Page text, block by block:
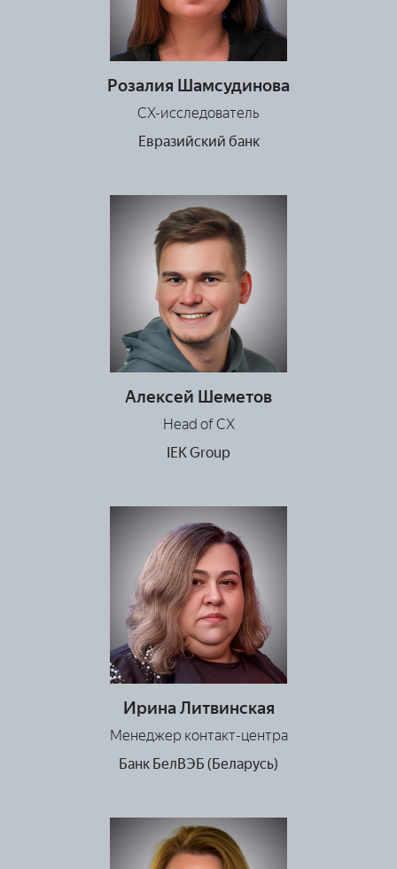
Розалия Шамсудинова
СХ-исследователь
Евразийский банк
Алексей Шеметов
Head of CX
IEK Group
Ирина Литвинская
Менеджер контакт-центра
Банк БелВЭБ (Беларусь)